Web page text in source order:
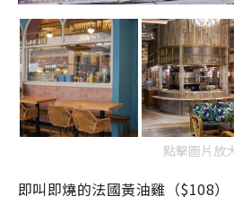
點擊圖片放
即叫即燒的法國黃油雞（$108